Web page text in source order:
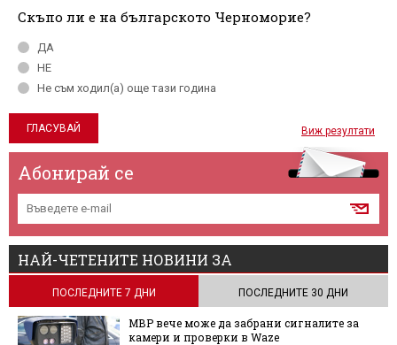
Скъпо ли е на българското Черноморие?
ДА
НЕ
Не съм ходил(а) още тази година
Виж резултати
Абонирай се
НАЙ-ЧЕТЕНИТЕ НОВИНИ ЗА
ПОСЛЕДНИТЕ 7 ДНИ ПОСЛЕДНИТЕ 30 ДНИ
МВР вече може да забрани сигналите за
камери и проверки в Waze